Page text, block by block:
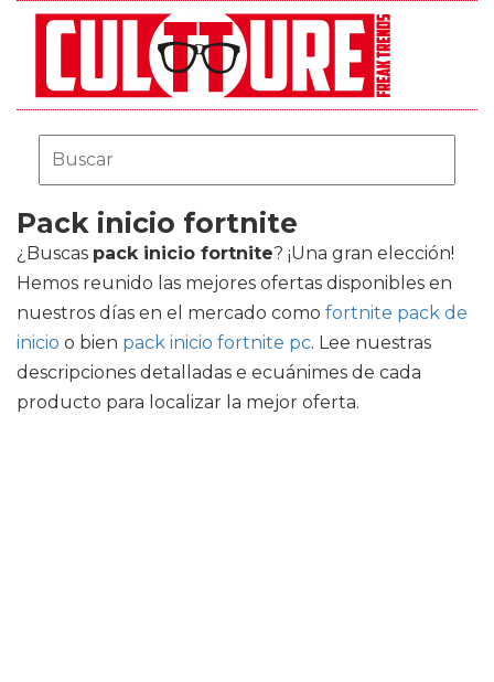
Pack inicio fortnite
¿Buscas pack inicio fortnite? ¡Una gran elección!
Hemos reunido las mejores ofertas disponibles en
nuestros días en el mercado como fortnite pack de
inicio o bien pack inicio fortnite pc. Lee nuestras
descripciones detalladas e ecuánimes de cada
producto para localizar la mejor oferta.